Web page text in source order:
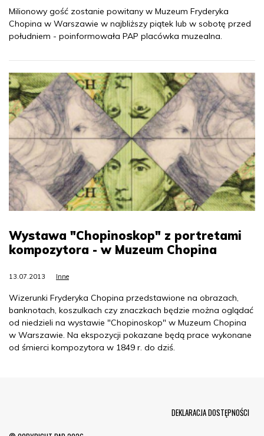
Milionowy gość zostanie powitany w Muzeum Fryderyka
Chopina w Warszawie w najbliższy piątek lub w sobotę przed
południem - poinformowała PAP placówka muzealna.
Wystawa "Chopinoskop" z portretami
kompozytora - w Muzeum Chopina
13.07.2013 Inne
Wizerunki Fryderyka Chopina przedstawione na obrazach,
banknotach, koszulkach czy znaczkach będzie można oglądać
od niedzieli na wystawie "Chopinoskop" w Muzeum Chopina
w Warszawie. Na ekspozycji pokazane będą prace wykonane
od śmierci kompozytora w 1849 r. do dziś.
DEKLARACJA DOSTĘPNOŚCI